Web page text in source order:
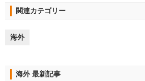
関連カテゴリー
海外
海外 最新記事